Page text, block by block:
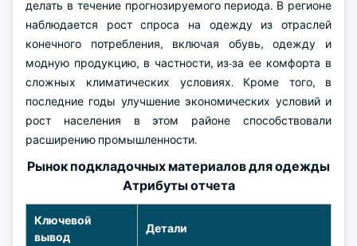
делать в течение прогнозируемого периода. В регионе
наблюдается рост спроса на одежду из отраслей
конечного потребления, включая обувь, одежду и
модную продукцию, в частности, из-за ее комфорта в
сложных климатических условиях. Кроме того, в
последние годы улучшение экономических условий и
рост населения в этом районе способствовали
расширению промышленности.
Рынок подкладочных материалов для одежды
Атрибуты отчета
Ключевой
вывод
Детали